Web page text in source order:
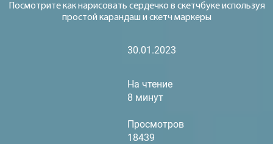
Посмотрите как нарисовать сердечко в скетчбуке используя
простой карандаш и скетч маркеры
30.01.2023
На чтение
8 минут
Просмотров
18439